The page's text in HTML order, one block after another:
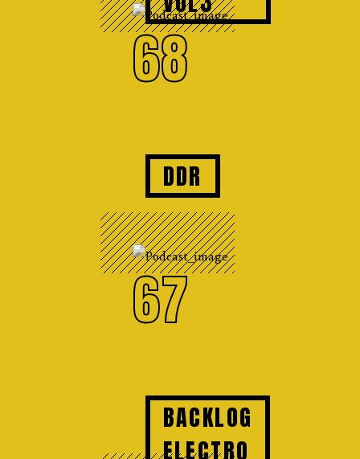
68
67
DDR
BACKLOG
ELECTRO